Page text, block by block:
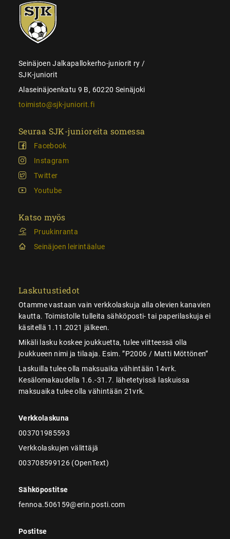
SJK-
juniorit
Seinäjoen Jalkapallokerho-juniorit ry /
SJK-juniorit
Alaseinäjoenkatu 9 B, 60220 Seinäjoki
toimisto@sjk-juniorit.fi
Seuraa SJK-junioreita somessa
Facebook
Instagram
Twitter
Youtube
Katso myös
Pruukinranta
Seinäjoen leirintäalue
Laskutustiedot
Otamme vastaan vain verkkolaskuja alla olevien kanavien
kautta. Toimistolle tulleita sähköposti- tai paperilaskuja ei
käsitellä 1.11.2021 jälkeen.
Mikäli lasku koskee joukkuetta, tulee viitteessä olla
joukkueen nimi ja tilaaja. Esim. ”P2006 / Matti Möttönen”
Laskuilla tulee olla maksuaika vähintään 14vrk.
Kesälomakaudella 1.6.-31.7. lähetetyissä laskuissa
maksuaika tulee olla vähintään 21vrk.
Verkkolaskuna
003701985593
Verkkolaskujen välittäjä
003708599126 (OpenText)
Sähköpostitse
fennoa.506159@erin.posti.com
Postitse